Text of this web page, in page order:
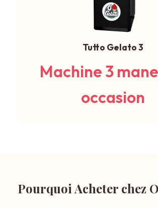
Tutto Gelato 3
Machine 3
occasion
Pourquoi Acheter chez